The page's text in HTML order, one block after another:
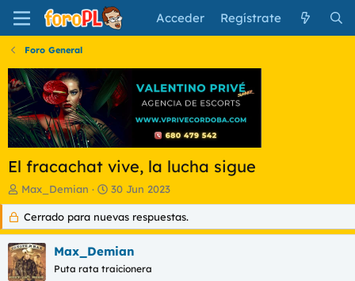
Acceder Regístrate
Foro General
El fracachat vive, la lucha sigue
I
n
c
i
a
d
Max_Demian
F
e
c
h
a
d
e
30 Jun 2023
Cerrado para nuevas respuestas.
Max_Demian
Puta rata traicionera